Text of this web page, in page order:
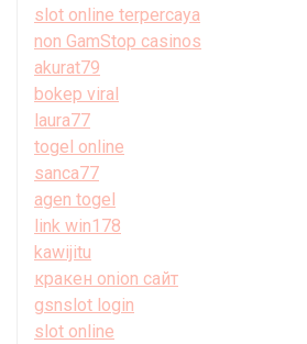
slot online terpercaya
non GamStop casinos
akurat79
bokep viral
laura77
togel online
sanca77
agen togel
link win178
kawijitu
кракен onion сайт
gsnslot login
slot online